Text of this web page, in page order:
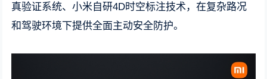
真验证系统、小米自研4D时空标注技术，在复杂路况
和驾驶环境下提供全面主动安全防护。